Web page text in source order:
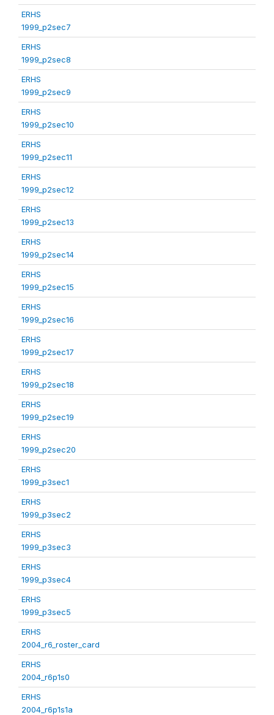
ERHS
1999_p2sec7
ERHS
1999_p2sec8
ERHS
1999_p2sec9
ERHS
1999_p2sec10
ERHS
1999_p2sec11
ERHS
1999_p2sec12
ERHS
1999_p2sec13
ERHS
1999_p2sec14
ERHS
1999_p2sec15
ERHS
1999_p2sec16
ERHS
1999_p2sec17
ERHS
1999_p2sec18
ERHS
1999_p2sec19
ERHS
1999_p2sec20
ERHS
1999_p3sec1
ERHS
1999_p3sec2
ERHS
1999_p3sec3
ERHS
1999_p3sec4
ERHS
1999_p3sec5
ERHS
2004_r6_roster_card
ERHS
2004_r6p1s0
ERHS
2004_r6p1s1a